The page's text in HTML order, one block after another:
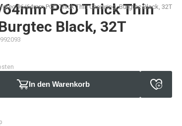
96/64mm PCD Thick Thin Chainring, Burgtec Black, 32T
PCD Thick Thin
Black, 32T
In den Warenkorb